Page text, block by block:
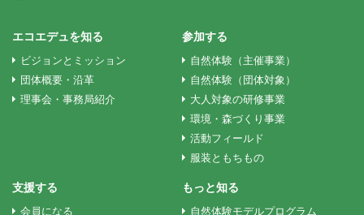
ナ
ビ
ー
エコエデュを知る
ビジョンとミッション
団体概要・沿革
理事会・事務局紹介
参加する
自然体験（主催事業）
自然体験（団体対象）
大人対象の研修事業
環境・森づくり事業
活動フィールド
服装ともちもの
支援する
会員になる
もっと知る
自然体験モデルプログラム